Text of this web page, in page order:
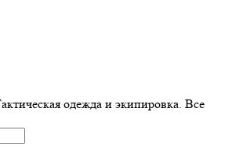
одежда и экипировка. Все